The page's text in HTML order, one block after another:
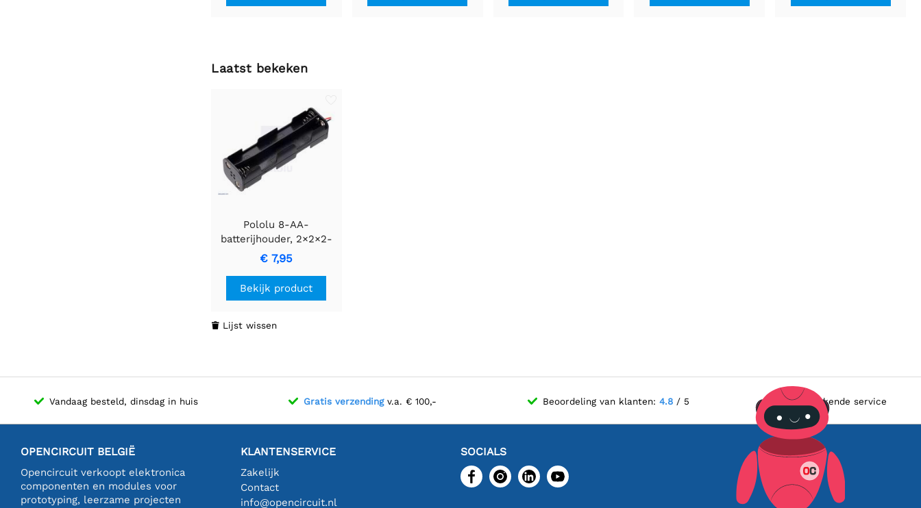
Laatst bekeken
Pololu 8-AA-
batterijhouder, 2×2×2-
opstelling
€ 7,95
Bekijk product
 Lijst wissen
Vandaag besteld, dinsdag in huis Gratis verzendingv.a. € 100,- Beoordeling van klanten: 4.8/ 5 Uitstekende service
OPENCIRCUIT BELGIË
Opencircuit verkoopt elektronica
componenten en modules voor
prototyping, leerzame projecten
KLANTENSERVICE
Zakelijk
Contact
info@opencircuit.nl
SOCIALS